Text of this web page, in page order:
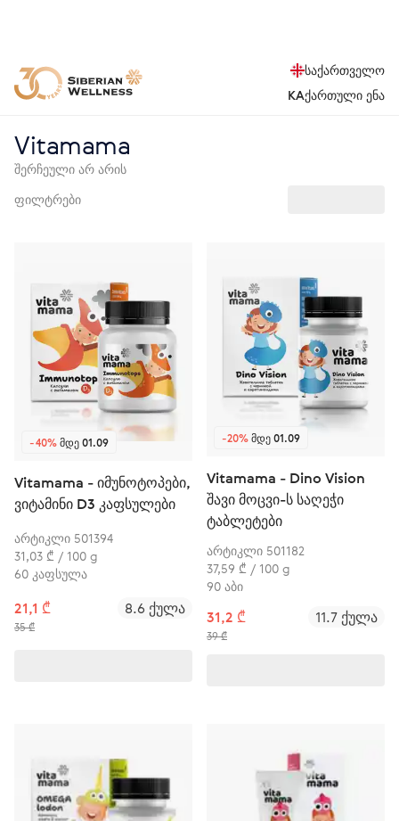
საქართველო
KAქართული ენა
Vitamama
შერჩეული არ არის
ფილტრები
-40%ᲛᲓᲔ 01.09
Vitamama - იმუნოტოპები,
ვიტამინი D3 კაფსულები
არტიკლი 501394
31,03 ₾ / 100 g
60 კაფსულა
21,1 ₾
35 ₾
8.6 ქულა
-20%ᲛᲓᲔ 01.09
Vitamama - Dino Vision
შავი მოცვი-ს საღეჭი
ტაბლეტები
არტიკლი 501182
37,59 ₾ / 100 g
90 აბი
31,2 ₾
39 ₾
11.7 ქულა